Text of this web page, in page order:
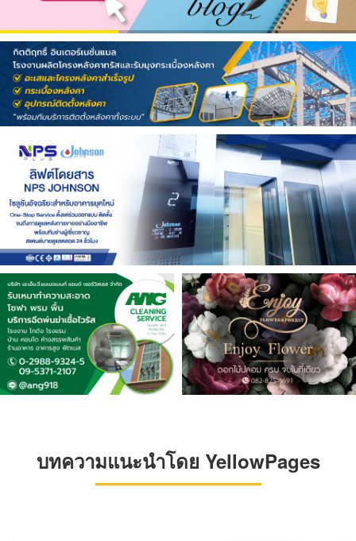
บทความแนะนำโดย YellowPages